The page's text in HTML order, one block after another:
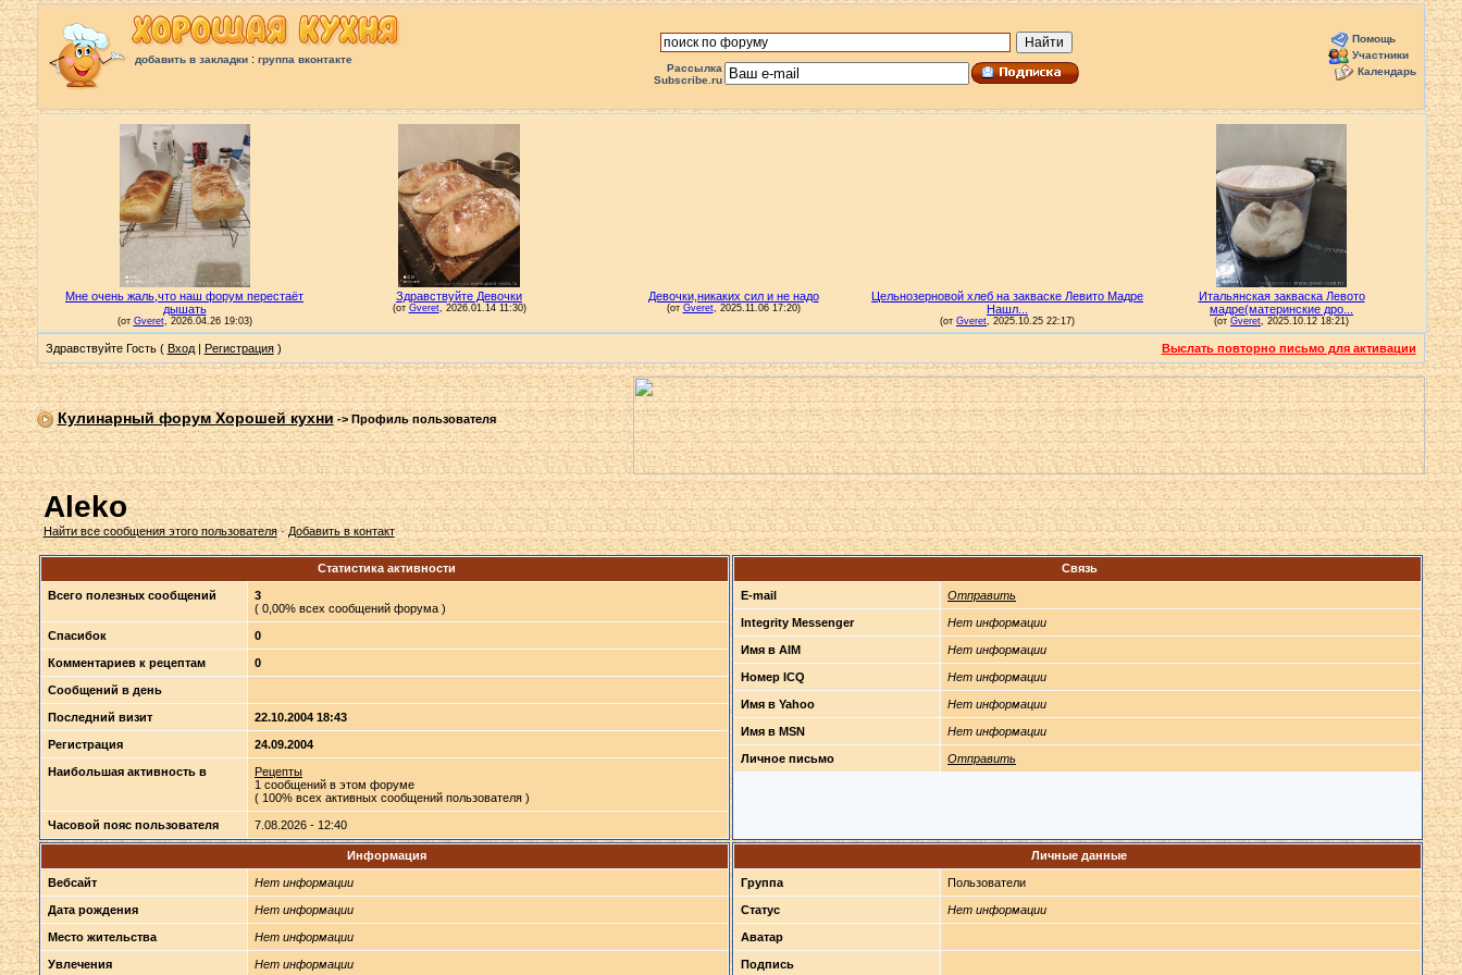
добавить в закладки: группа вконтакте
Рассылка
Subscribe.ru
Помощь
Участники
Календарь
Здравствуйте Гость ( Вход| Регистрация) Выслать повторно письмо для активации
Кулинарный форум Хорошей кухни->Профиль пользователя
Aleko
Найти все сообщения этого пользователя·Добавить в контакт
Статистика активности
Всего полезных сообщений
3
( 0,00% всех сообщений форума )
Спасибок 0
Комментариев к рецептам 0
Сообщений в день
Последний визит 22.10.2004 18:43
Регистрация 24.09.2004
Наибольшая активность в
Рецепты
1 сообщений в этом форуме
( 100% всех активных сообщений пользователя )
Часовой пояс пользователя 7.08.2026 - 12:40
Связь
E-mail Отправить
Integrity Messenger Нет информации
Имя в AIM Нет информации
Номер ICQ Нет информации
Имя в Yahoo Нет информации
Имя в MSN Нет информации
Личное письмо Отправить
Информация
Вебсайт Нет информации
Дата рождения Нет информации
Место жительства Нет информации
Увлечения Нет информации
Личные данные
Группа Пользователи
Статус Нет информации
Аватар
Подпись